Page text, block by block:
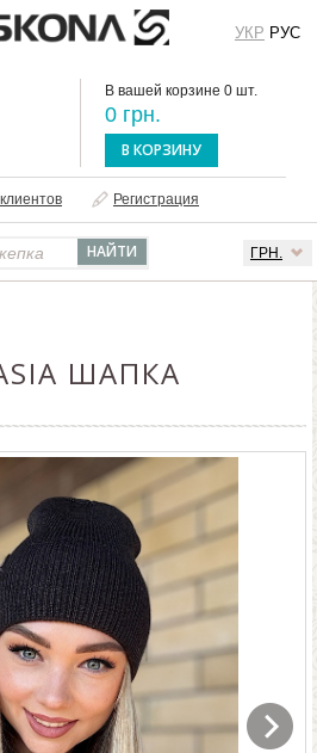
В вашей корзине 0 шт.
0 грн.
В КОРЗИНУ
Регистрация
ГРН.
УКР РУС
ШАПКА